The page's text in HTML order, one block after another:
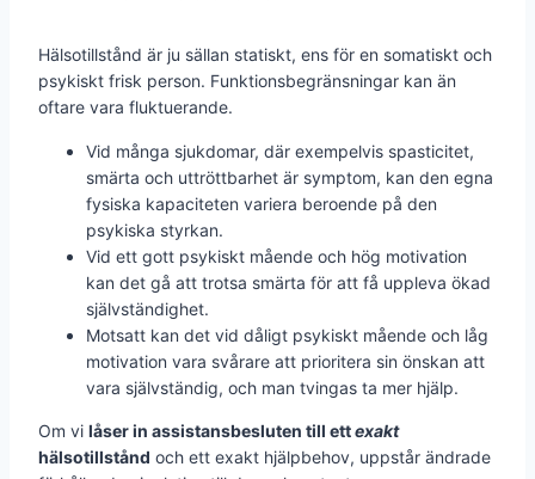
Hälsotillstånd är ju sällan statiskt, ens för en somatiskt och
psykiskt frisk person. Funktionsbegränsningar kan än
oftare vara fluktuerande.
Vid många sjukdomar, där exempelvis spasticitet,
smärta och uttröttbarhet är symptom, kan den egna
fysiska kapaciteten variera beroende på den
psykiska styrkan.
Vid ett gott psykiskt mående och hög motivation
kan det gå att trotsa smärta för att få uppleva ökad
självständighet.
Motsatt kan det vid dåligt psykiskt mående och låg
motivation vara svårare att prioritera sin önskan att
vara självständig, och man tvingas ta mer hjälp.
Om vi låser in assistansbesluten till ettexakt
hälsotillstånd och ett exakt hjälpbehov, uppstår ändrade